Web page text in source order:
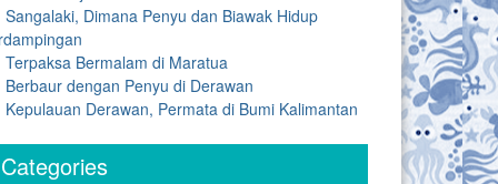
Sangalaki, Dimana Penyu dan Biawak Hidup
Terpaksa Bermalam di Maratua
Berbaur dengan Penyu di Derawan
Kepulauan Derawan, Permata di Bumi Kalimantan
Categories